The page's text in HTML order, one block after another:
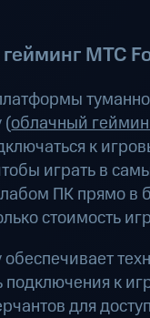
МТС
(облачный
к
играть в
ПК прямо в
стоимость
подключения к
для